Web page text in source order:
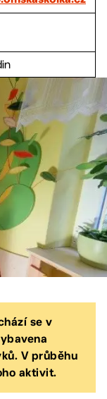
se v
V průběhu
aktivit.